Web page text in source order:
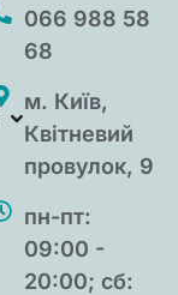
066 988 58
68
м. Київ,
Квітневий
провулок, 9
пн-пт:
09:00 -
20:00; сб: